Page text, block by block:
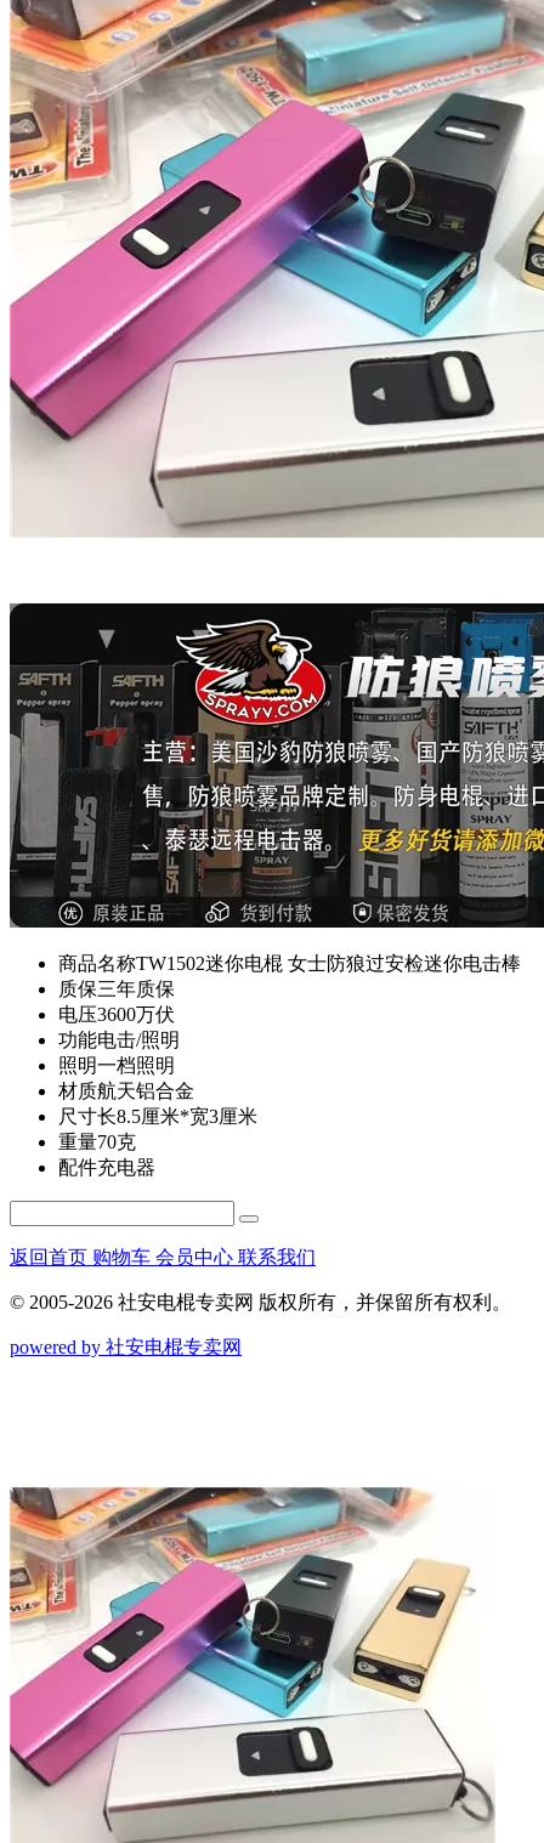
商品名称TW1502迷你电棍 女士防狼过安检迷你电击棒
质保三年质保
电压3600万伏
功能电击/照明
照明一档照明
材质航天铝合金
尺寸长8.5厘米*宽3厘米
重量70克
配件充电器
返回首页 购物车 会员中心 联系我们
© 2005-2026 社安电棍专卖网 版权所有，并保留所有权利。
powered by 社安电棍专卖网